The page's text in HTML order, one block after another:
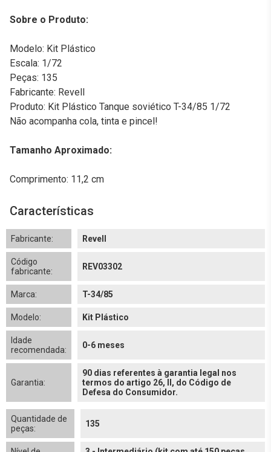
Sobre o Produto:
Modelo: Kit Plástico
Escala: 1/72
Peças: 135
Fabricante: Revell
Produto: Kit Plástico Tanque soviético T-34/85 1/72
Não acompanha cola, tinta e pincel!
Tamanho Aproximado:
Comprimento: 11,2 cm
Características
Fabricante: Revell
Código
fabricante:
REV03302
Marca: T-34/85
Modelo: Kit Plástico
Idade
recomendada:
0-6 meses
Garantia:
90 dias referentes à garantia legal nos
termos do artigo 26, II, do Código de
Defesa do Consumidor.
Quantidade de
peças:
135